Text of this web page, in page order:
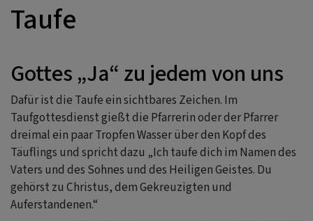
Taufe
Gottes „Ja“ zu jedem von uns
Dafür ist die Taufe ein sichtbares Zeichen. Im
Taufgottesdienst gießt die Pfarrerin oder der Pfarrer
dreimal ein paar Tropfen Wasser über den Kopf des
Täuflings und spricht dazu „Ich taufe dich im Namen des
Vaters und des Sohnes und des Heiligen Geistes. Du
gehörst zu Christus, dem Gekreuzigten und
Auferstandenen.“